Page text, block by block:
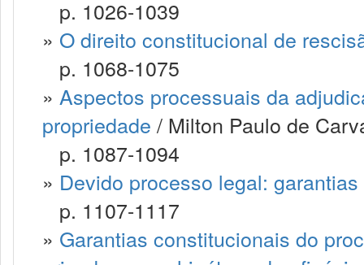
p. 1026-1039
» O direito constitucional de
p. 1068-1075
» Aspectos processuais da
propriedade / Milton Paulo de
p. 1087-1094
» Devido processo legal:
p. 1107-1117
» Garantias constitucionais do